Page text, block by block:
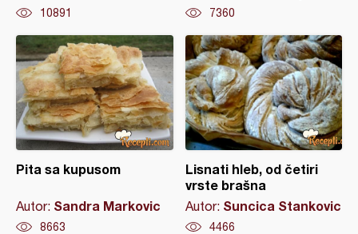
10891 7360
Pita sa kupusom
Autor: Sandra Markovic
8663
Lisnati hleb, od četiri
vrste brašna
Autor: Suncica Stankovic
4466